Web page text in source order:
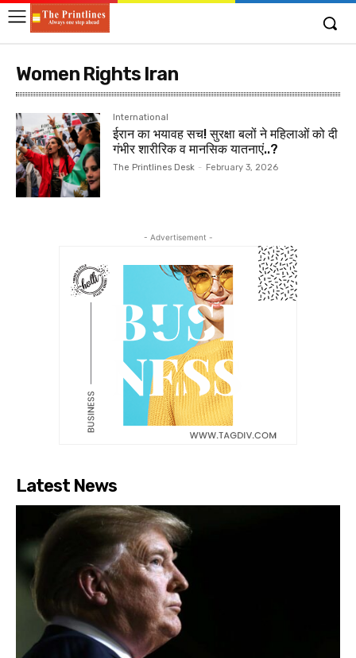
Women Rights Iran
International
ईरान का भयावह सच! सुरक्षा बलों ने महिलाओं को दी
गंभीर शारीरिक व मानसिक यातनाएं..?
The Printlines Desk - February 3, 2026
- Advertisement -
Latest News